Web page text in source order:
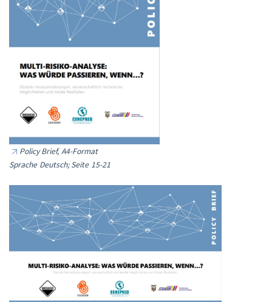
Policy Brief, A4-Format
Sprache Deutsch; Seite 15-21